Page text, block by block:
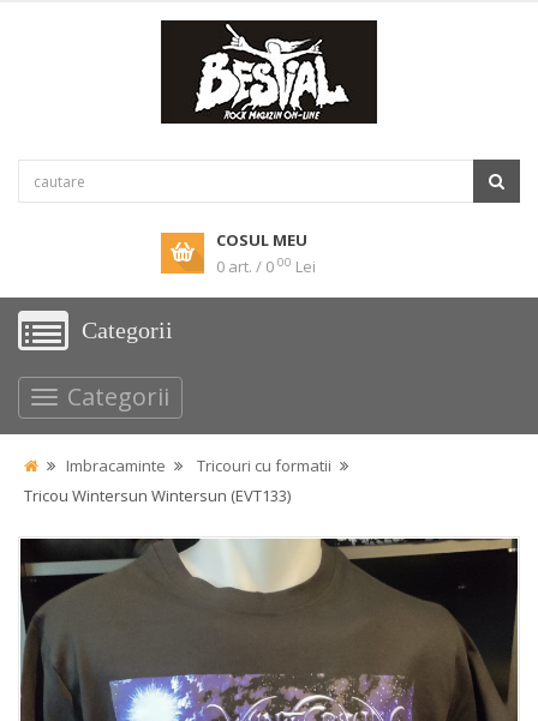
COSUL MEU
0 art. / 0 00 Lei
Categorii
Categorii
Imbracaminte
Tricouri cu formatii
Tricou Wintersun Wintersun (EVT133)